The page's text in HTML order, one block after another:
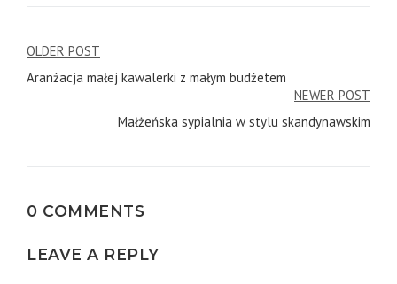
Post
navigation
OLDER POST
Aranżacja małej kawalerki z małym budżetem
NEWER POST
Małżeńska sypialnia w stylu skandynawskim
0 COMMENTS
LEAVE A REPLY